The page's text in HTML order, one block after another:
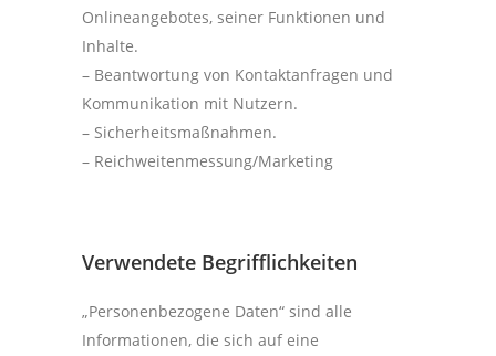
Onlineangebotes, seiner Funktionen und
Inhalte.
– Beantwortung von Kontaktanfragen und
Kommunikation mit Nutzern.
– Sicherheitsmaßnahmen.
– Reichweitenmessung/Marketing
Verwendete Begrifflichkeiten
„Personenbezogene Daten“ sind alle
Informationen, die sich auf eine